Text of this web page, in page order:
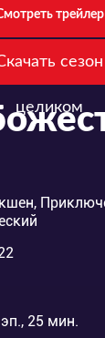
трейлер
сезон
целиком
25 мин.